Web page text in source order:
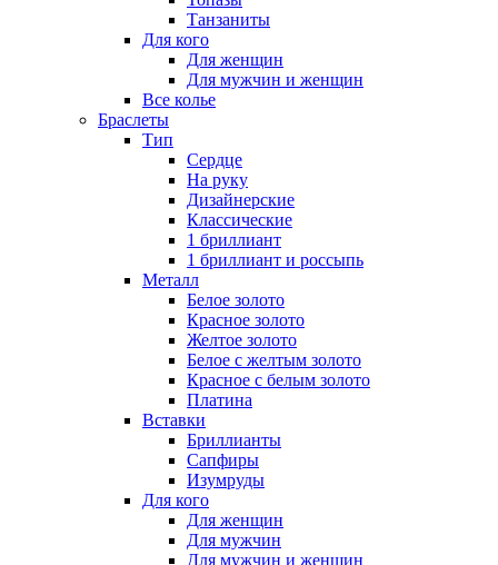
Танзаниты
Для кого
Для женщин
Для мужчин и женщин
Все колье
Браслеты
Тип
Сердце
На руку
Дизайнерские
Классические
1 бриллиант
1 бриллиант и россыпь
Металл
Белое золото
Красное золото
Желтое золото
Белое с желтым золото
Красное с белым золото
Платина
Вставки
Бриллианты
Сапфиры
Изумруды
Для кого
Для женщин
Для мужчин
Для мужчин и женщин